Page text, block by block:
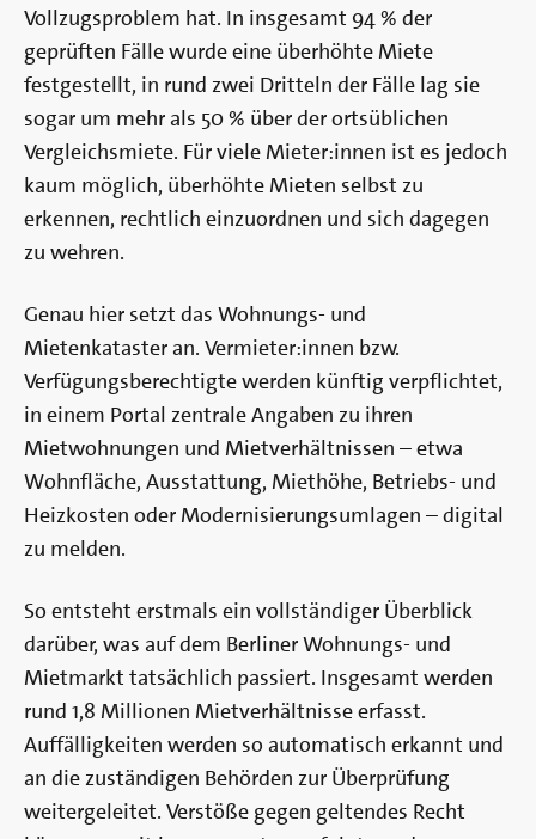
Vollzugsproblem hat. In insgesamt 94 % der
geprüften Fälle wurde eine überhöhte Miete
festgestellt, in rund zwei Dritteln der Fälle lag sie
sogar um mehr als 50 % über der ortsüblichen
Vergleichsmiete. Für viele Mieter:innen ist es jedoch
kaum möglich, überhöhte Mieten selbst zu
erkennen, rechtlich einzuordnen und sich dagegen
zu wehren.
Genau hier setzt das Wohnungs- und
Mietenkataster an. Vermieter:innen bzw.
Verfügungsberechtigte werden künftig verpflichtet,
in einem Portal zentrale Angaben zu ihren
Mietwohnungen und Mietverhältnissen – etwa
Wohnfläche, Ausstattung, Miethöhe, Betriebs- und
Heizkosten oder Modernisierungsumlagen – digital
zu melden.
So entsteht erstmals ein vollständiger Überblick
darüber, was auf dem Berliner Wohnungs- und
Mietmarkt tatsächlich passiert. Insgesamt werden
rund 1,8 Millionen Mietverhältnisse erfasst.
Auffälligkeiten werden so automatisch erkannt und
an die zuständigen Behörden zur Überprüfung
weitergeleitet. Verstöße gegen geltendes Recht